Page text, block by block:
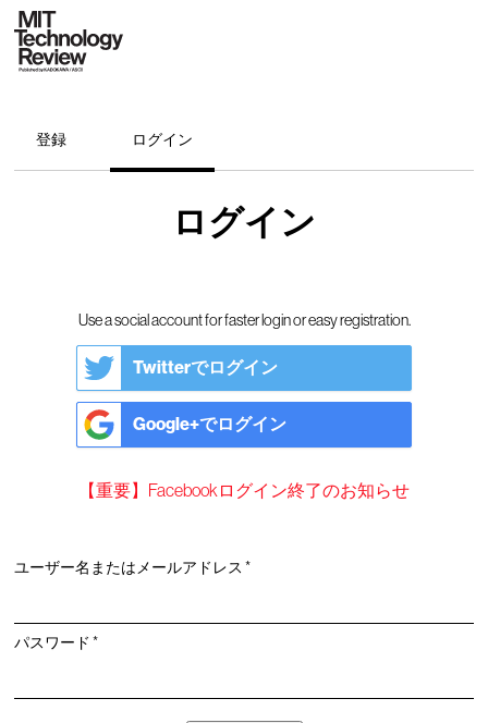
登録 ログイン
ログイン
Use a social account for faster login or easy registration.
Twitterでログイン
Google+でログイン
【重要】Facebookログイン終了のお知らせ
ユーザー名またはメールアドレス*必
パスワード*必